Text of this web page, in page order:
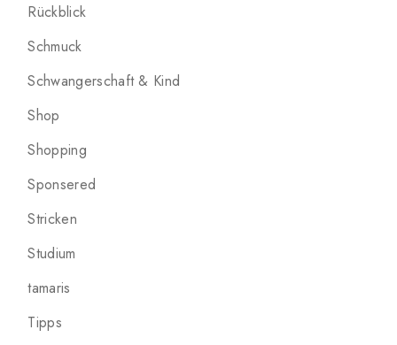
Rückblick
Schmuck
Schwangerschaft & Kind
Shop
Shopping
Sponsered
Stricken
Studium
tamaris
Tipps